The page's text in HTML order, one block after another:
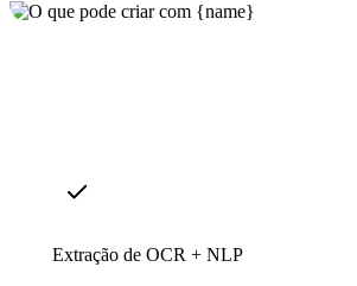
Extração de OCR + NLP